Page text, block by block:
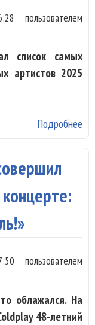
пользователем
список самых
артистов 2025
Подробнее
пользователем
облажался. На
48-летний